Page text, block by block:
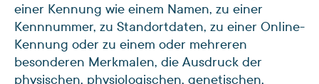
einer Kennung wie einem Namen, zu einer
Kennnummer, zu Standortdaten, zu einer Online-
Kennung oder zu einem oder mehreren
besonderen Merkmalen, die Ausdruck der
physischen, physiologischen, genetischen,